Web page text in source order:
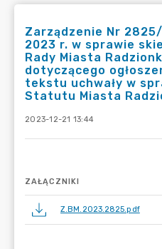
Zarządzenie Nr
2023 r. w sprawie
Rady Miasta
dotyczącego
tekstu uchwały w
Statutu Miasta
2023-12-21 13:44
ZAŁĄCZNIKI
Z.BM.2023.2825.pdf